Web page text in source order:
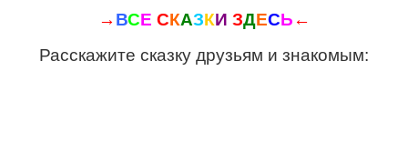
→ ВСЕ СКАЗКИ ЗДЕСЬ ←
Расскажите сказку друзьям и знакомым: